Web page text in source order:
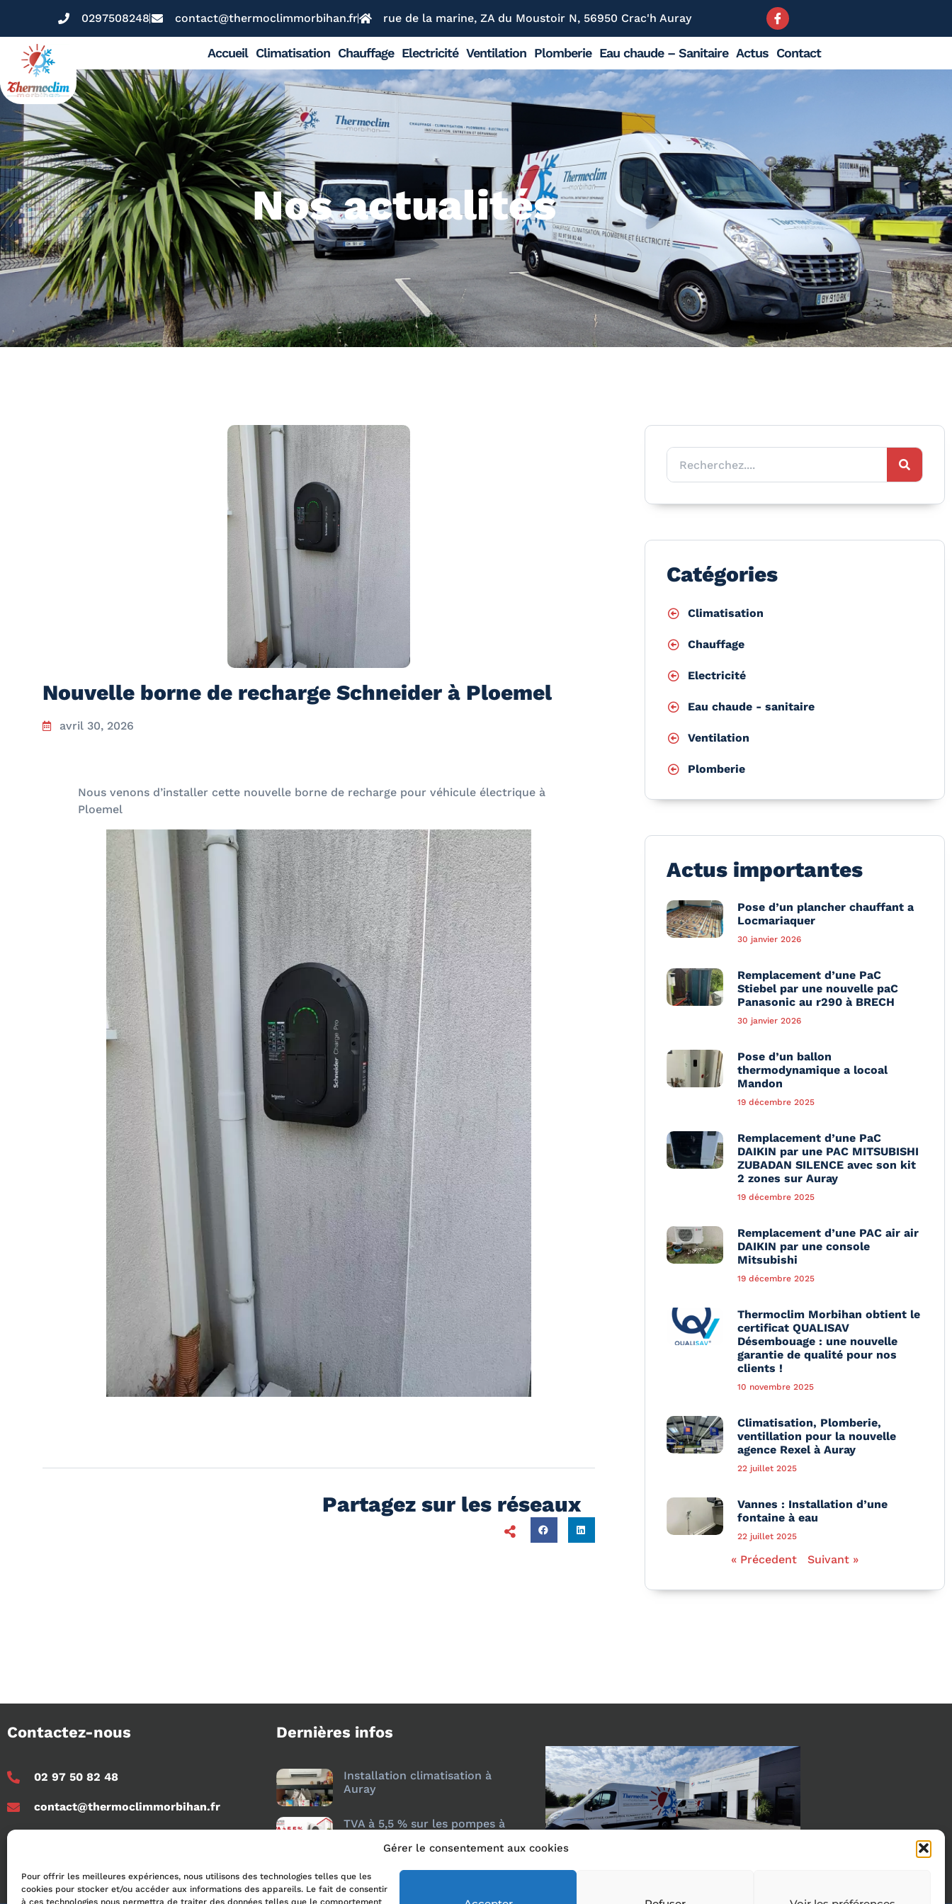
Gérer le consentement aux cookies
Pour offrir les meilleures expériences, nous utilisons des technologies telles que les
cookies pour stocker et/ou accéder aux informations des appareils. Le fait de consentir
à ces technologies nous permettra de traiter des données telles que le comportement
0297508248 contact@thermoclimmorbihan.fr rue de la marine, ZA du Moustoir N, 56950 Crac'h Auray
Accueil Climatisation Chauffage Electricité Ventilation Plomberie Eau chaude – Sanitaire Actus Contact
Nos actualités
Nouvelle borne de recharge Schneider à Ploemel
avril 30, 2026
Nous venons d’installer cette nouvelle borne de recharge pour véhicule électrique à
Ploemel
Partagez sur les réseaux
Catégories
Climatisation
Chauffage
Electricité
Eau chaude - sanitaire
Ventilation
Plomberie
Actus importantes
Pose d’un plancher chauffant a
Locmariaquer
30 janvier 2026
Remplacement d’une PaC
Stiebel par une nouvelle paC
Panasonic au r290 à BRECH
30 janvier 2026
Pose d’un ballon
thermodynamique a locoal
Mandon
19 décembre 2025
Remplacement d’une PaC
DAIKIN par une PAC MITSUBISHI
ZUBADAN SILENCE avec son kit
2 zones sur Auray
19 décembre 2025
Remplacement d’une PAC air air
DAIKIN par une console
Mitsubishi
19 décembre 2025
Thermoclim Morbihan obtient le
certificat QUALISAV
Désembouage : une nouvelle
garantie de qualité pour nos
clients !
10 novembre 2025
Climatisation, Plomberie,
ventillation pour la nouvelle
agence Rexel à Auray
22 juillet 2025
Vannes : Installation d’une
fontaine à eau
22 juillet 2025
« Précedent Suivant »
Contactez-nous
02 97 50 82 48
contact@thermoclimmorbihan.fr
Dernières infos
Installation climatisation à
Auray
TVA à 5,5 % sur les pompes à
depuis le 18 juillet 2026